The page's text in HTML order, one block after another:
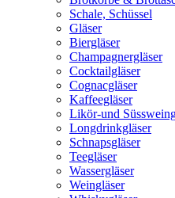
Schale, Schüssel
Gläser
Biergläser
Champagnergläser
Cocktailgläser
Cognacgläser
Kaffeegläser
Likör-und
Longdrinkgläser
Schnapsgläser
Teegläser
Wassergläser
Weingläser